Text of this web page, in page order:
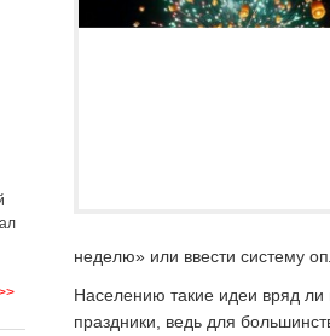
неделю» или ввести систему
Населению такие идеи вряд ли
праздники, ведь для